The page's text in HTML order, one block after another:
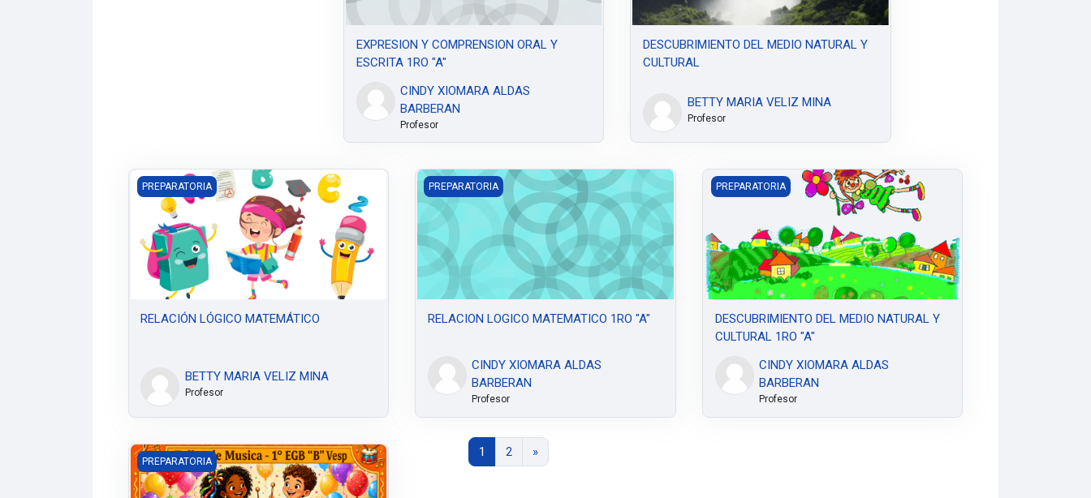
EXPRESION Y COMPRENSION ORAL Y
ESCRITA 1RO "A"
CINDY XIOMARA ALDAS
BARBERAN
Profesor
DESCUBRIMIENTO DEL MEDIO NATURAL Y
CULTURAL
BETTY MARIA VELIZ MINA
Profesor
RELACIÓN LÓGICO MATEMÁTICO
PREPARATORIA
RELACIÓN LÓGICO MATEMÁTICO
BETTY MARIA VELIZ MINA
Profesor
RELACION LOGICO MATEMATICO 1RO "A"
PREPARATORIA
RELACION LOGICO MATEMATICO 1RO "A"
CINDY XIOMARA ALDAS
BARBERAN
Profesor
DESCUBRIMIENTO DEL MEDIO NATURAL Y CULTURAL 1RO "A"
PREPARATORIA
DESCUBRIMIENTO DEL MEDIO NATURAL Y
CULTURAL 1RO "A"
CINDY XIOMARA ALDAS
BARBERAN
Profesor
PRIMERO B - JV
PREPARATORIA
1 Página 1
2 Página 2
»Siguiente página